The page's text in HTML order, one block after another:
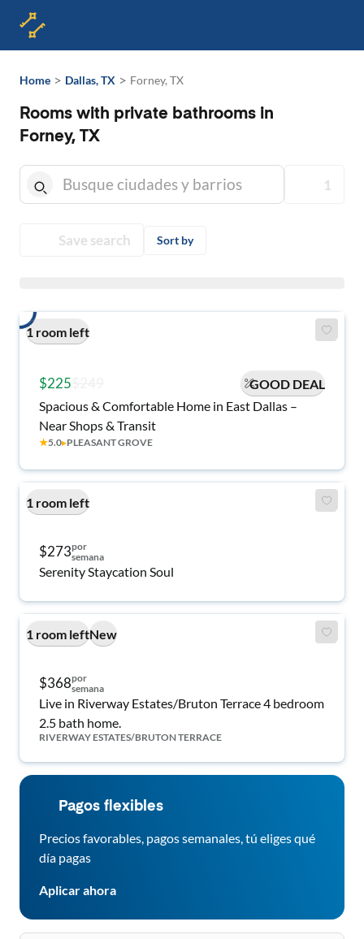
Home > Dallas, TX > Forney, TX
Rooms with private bathrooms in
Forney, TX
1
Save search Sort by
1 room left
$225
GOOD DEAL
Spacious & Comfortable Home in East Dallas –
Near Shops & Transit
★5.0▸PLEASANT GROVE
1 room left
$273por
semana
Serenity Staycation Soul
1 room leftNew
$368por
semana
Live in Riverway Estates/Bruton Terrace 4 bedroom
2.5 bath home.
RIVERWAY ESTATES/BRUTON TERRACE
Pagos flexibles
Precios favorables, pagos semanales, tú eliges qué
día pagas
Aplicar ahora